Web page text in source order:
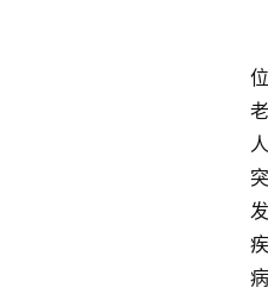
位
老
人
突
发
疾
病